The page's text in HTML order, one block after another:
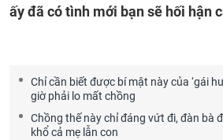
ấy đã có tình mới bạn sẽ hối hận
Chỉ cần biết được bí mật này của ‘gái
giờ phải lo mất chồng
Chồng thế này chỉ đáng vứt đi, đàn bà
khổ cả mẹ lẫn con